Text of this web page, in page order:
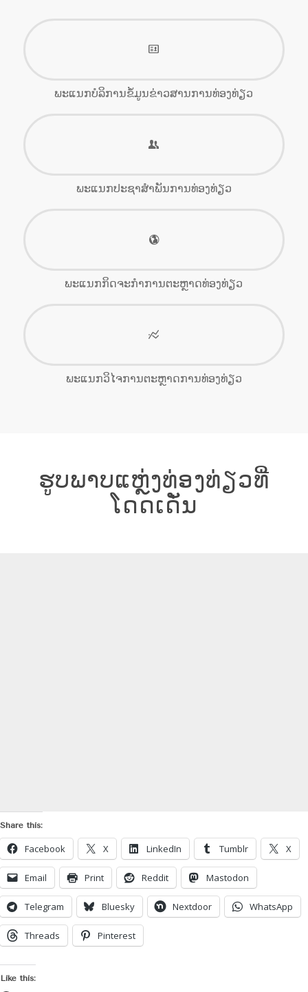
ພະແນກບໍລິການຂໍ້ມູນຂ່າວສານການທ່ອງທ່ຽວ
ພະແນກປະຊາສໍາພັນການທ່ອງທ່ຽວ
ພະແນກກິດຈະກໍາການຕະຫຼາດທ່ອງທ່ຽວ
ພະແນກວິໄຈການຕະຫຼາດການທ່ອງທ່ຽວ
ຮູບພາບແຫຼ່ງທ່ອງທ່ຽວທີ່
ໂດດເດັ່ນ
Share this:
Facebook X LinkedIn Tumblr X
Email Print Reddit Mastodon
Telegram Bluesky Nextdoor WhatsApp
Threads Pinterest
Like this: